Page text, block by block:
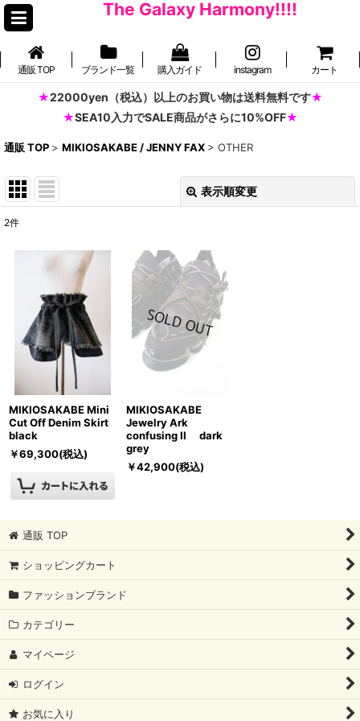
The Galaxy Harmony!!!!
通販 TOP ブランド一覧 購入ガイド instagram カート
22000yen（税込）以上のお買い物は送料無料です
SEA10入力でSALE商品がさらに10%OFF
通販 TOP > MIKIOSAKABE / JENNY FAX > OTHER
表示順変更
並び順
絞り込む
2件
MIKIOSAKABE Mini
Cut Off Denim Skirt
black
￥69,300(税込)
MIKIOSAKABE
Jewelry Ark
confusing II dark
grey
￥42,900(税込)
通販 TOP
ショッピングカート
ファッションブランド
カテゴリー
マイページ
ログイン
お気に入り